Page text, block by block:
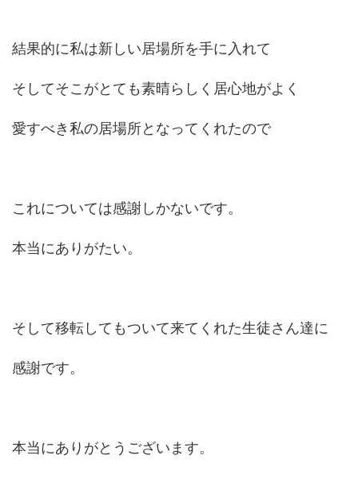
結果的に私は新しい居場所を手に入れて
そしてそこがとても素晴らしく居心地がよく
愛すべき私の居場所となってくれたので
これについては感謝しかないです。
本当にありがたい。
そして移転してもついて来てくれた生徒さん達に
感謝です。
本当にありがとうございます。